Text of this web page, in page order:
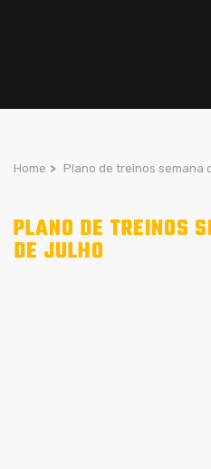
Home > Plano de treinos semana
PLANO DE TREINOS
DE JULHO